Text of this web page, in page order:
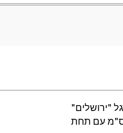
"ירושלים"